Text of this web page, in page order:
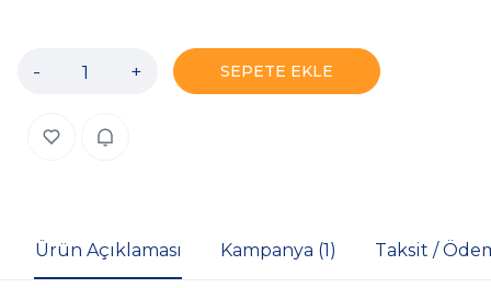
- + SEPETE EKLE
Ürün Açıklaması Kampanya (1) Taksit /